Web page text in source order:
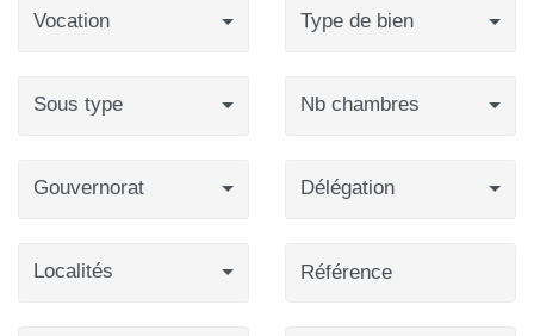
Vocation Type de bien
Sous type Nb chambres
Gouvernorat Délégation
Localités